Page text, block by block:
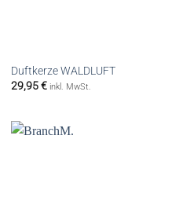
Duftkerze WALDLUFT
29,95€ inkl. MwSt.